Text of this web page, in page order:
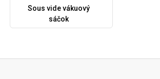
Sous vide vákuový
sáčok